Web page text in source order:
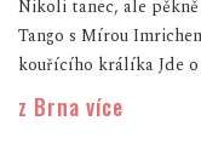
Nikoli tanec, ale
Tango s Mírou
kouřícího králíka Jde
z Brna více